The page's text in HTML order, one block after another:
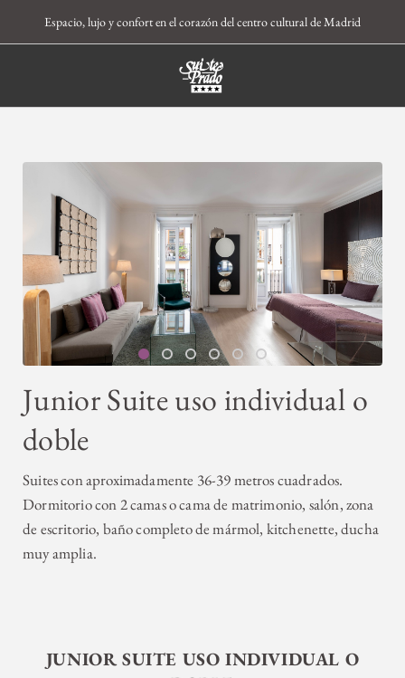
Espacio, lujo y confort en el corazón del centro cultural de Madrid
Junior Suite Uso Individual O Doble del Apartamentos Suite Prado en Madrid.
Junior Suite uso individual o
doble
Suites con aproximadamente 36-39 metros cuadrados.
Dormitorio con 2 camas o cama de matrimonio, salón, zona
de escritorio, baño completo de mármol, kitchenette, ducha
muy amplia.
JUNIOR SUITE USO INDIVIDUAL O